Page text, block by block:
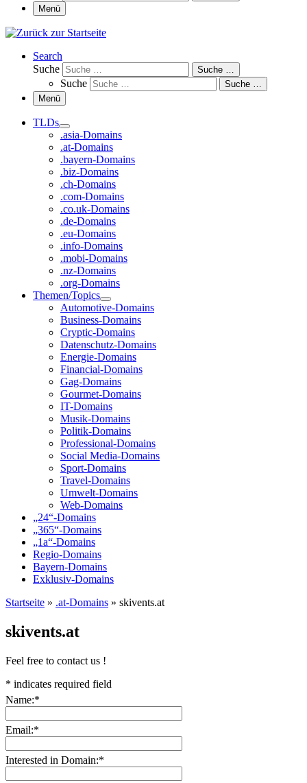
Menü
Search
Suche
Suche …
Suche
Suche …
Menü
TLDs
.asia-Domains
.at-Domains
.bayern-Domains
.biz-Domains
.ch-Domains
.com-Domains
.co.uk-Domains
.de-Domains
.eu-Domains
.info-Domains
.mobi-Domains
.nz-Domains
.org-Domains
Themen/Topics
Automotive-Domains
Business-Domains
Cryptic-Domains
Datenschutz-Domains
Energie-Domains
Financial-Domains
Gag-Domains
Gourmet-Domains
IT-Domains
Musik-Domains
Politik-Domains
Professional-Domains
Social Media-Domains
Sport-Domains
Travel-Domains
Umwelt-Domains
Web-Domains
„24“-Domains
„365“-Domains
„1a“-Domains
Regio-Domains
Bayern-Domains
Exklusiv-Domains
Startseite » .at-Domains » skivents.at
skivents.at
Feel free to contact us !
* indicates required field
Name:*
Email:*
Interested in Domain:*